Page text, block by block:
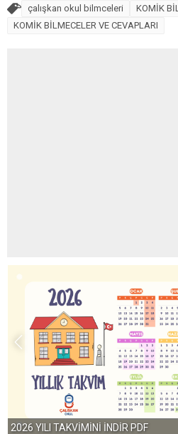
çalışkan okul bilmceleri
KOMİK
KOMİK BİLMECELER VE CEVAPLARI
2026 YILI TAKVİMİNİ İNDİR PDF